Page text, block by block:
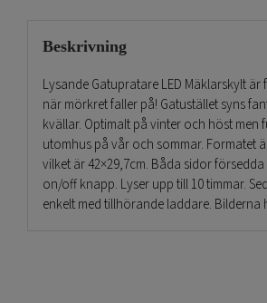
Beskrivning
Lysande Gatupratare LED Mäklarskylt
när mörkret faller på! Gatustället syns
kvällar. Optimalt på vinter och höst men
utomhus på vår och sommar. Formatet
vilket är 42×29,7cm. Båda sidor
on/off knapp. Lyser upp till 10 timmar.
enkelt med tillhörande laddare. Bilderna